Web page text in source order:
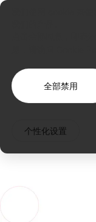
抱歉，页面不见了
Cookie管理
全部禁用
个性化设置